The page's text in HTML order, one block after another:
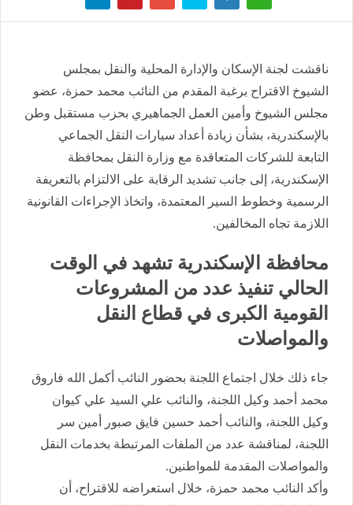
ناقشت لجنة الإسكان والإدارة المحلية والنقل بمجلس
الشيوخ الاقتراح برغبة المقدم من النائب محمد حمزة، عضو
مجلس الشيوخ وأمين العمل الجماهيري بحزب مستقبل وطن
بالإسكندرية، بشأن زيادة أعداد سيارات النقل الجماعي
التابعة للشركات المتعاقدة مع وزارة النقل بمحافظة
الإسكندرية، إلى جانب تشديد الرقابة على الالتزام بالتعريفة
الرسمية وخطوط السير المعتمدة، واتخاذ الإجراءات القانونية
اللازمة تجاه المخالفين.
محافظة الإسكندرية تشهد في الوقت
الحالي تنفيذ عدد من المشروعات
القومية الكبرى في قطاع النقل
والمواصلات
جاء ذلك خلال اجتماع اللجنة بحضور النائب أكمل الله فاروق
محمد أحمد وكيل اللجنة، والنائب علي السيد علي كيوان
وكيل اللجنة، والنائب أحمد حسين فايق صبور أمين سر
اللجنة، لمناقشة عدد من الملفات المرتبطة بخدمات النقل
والمواصلات المقدمة للمواطنين.
وأكد النائب محمد حمزة، خلال استعراضه للاقتراح، أن